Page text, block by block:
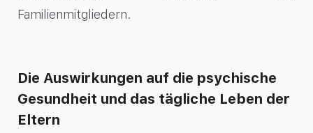
Familienmitgliedern.
Die Auswirkungen auf die psychische
Gesundheit und das tägliche Leben der
Eltern